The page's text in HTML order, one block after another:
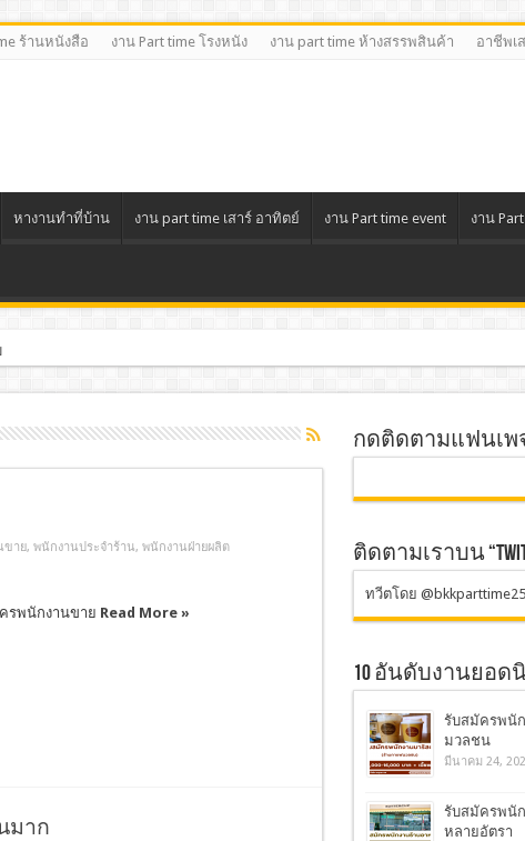
ร้านหนังสือ งาน Part time โรงหนัง งาน part time ห้างสรรพสินค้า อาชีพเ
หางานทําที่บ้าน งาน part time เสาร์ อาทิตย์ งาน Part time event งาน
ขาย, พนักงานประจำร้าน, พนักงานฝ่ายผลิต
รพนักงานขาย Read More »
มาก
กดติดตามแฟนเพ
ติดตามเราบน
ทวีตโดย
10 อันดับงานยอด
รับสมัครพนั
มวลชน
มีนาคม 24,
รับสมัครพนัก
หลายอัตรา